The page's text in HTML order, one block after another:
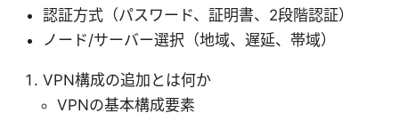
認証方式（パスワード、証明書、2段階認証）
ノード/サーバー選択（地域、遅延、帯域）
VPN構成の追加とは何か
VPNの基本構成要素